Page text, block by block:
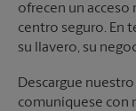
ofrecen un acceso
centro seguro. En
su llavero, su
Descargue
comuníquese con